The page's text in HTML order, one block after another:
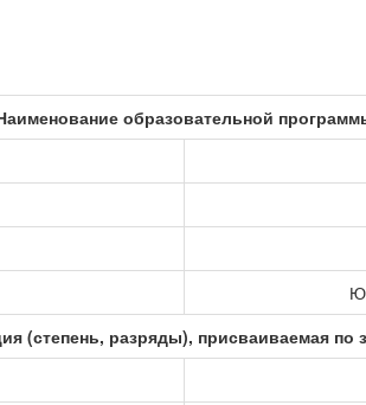
образовательной
(степень, разряды), присваиваемая по